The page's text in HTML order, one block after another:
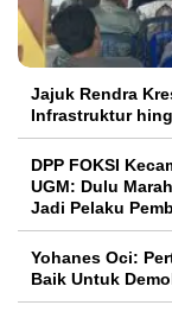
Jajuk Rendra
Infrastruktur
DPP FOKSI
UGM: Dulu
Jadi Pelaku
Yohanes Oci:
Baik Untuk